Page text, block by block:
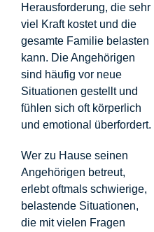
Herausforderung, die sehr
viel Kraft kostet und die
gesamte Familie belasten
kann. Die Angehörigen
sind häufig vor neue
Situationen gestellt und
fühlen sich oft körperlich
und emotional überfordert.
Wer zu Hause seinen
Angehörigen betreut,
erlebt oftmals schwierige,
belastende Situationen,
die mit vielen Fragen